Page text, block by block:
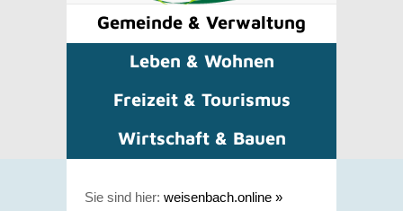
Gemeinde & Verwaltung
Leben & Wohnen
Freizeit & Tourismus
Wirtschaft & Bauen
Sie sind hier: weisenbach.online »